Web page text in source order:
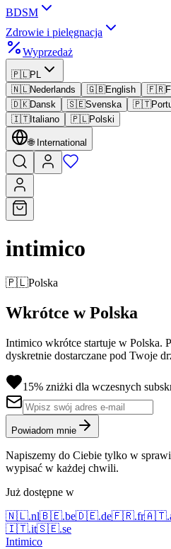
BDSM
Zdrowie i pielęgnacja
Wyprzedaż
🇵🇱PL
🇳🇱Nederlands 🇬🇧English 🇫🇷
🇩🇰Dansk 🇸🇪Svenska 🇵🇹
🇮🇹Italiano 🇵🇱Polski
🌐 International
intimico
🇵🇱Polska
Wkrótce w Polska
Intimico wkrótce startuje w Polska.
dyskretnie dostarczane pod Twoje
15% zniżki dla wczesnych
Powiadom mnie
Napiszemy do Ciebie tylko w
wypisać w każdej chwili.
Już dostępne w
🇳🇱.nl🇧🇪.be🇩🇪.de🇫🇷.fr🇦🇹.
🇮🇹.it🇸🇪.se
Intimico